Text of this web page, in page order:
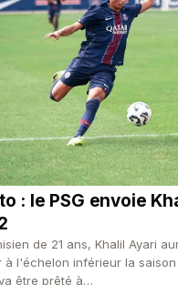
: le PSG envoie
de 21 ans, Khalil Ayari
à l'échelon inférieur la saison
être prêté à…